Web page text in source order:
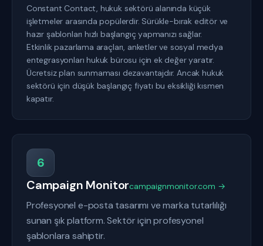
Constant Contact, hukuk sektörü alanında küçük
işletmeler arasında popülerdir. Sürükle-bırak editör ve
hazır şablonları hızlı başlangıç yapmanızı sağlar.
Etkinlik pazarlama araçları, anketler ve sosyal medya
entegrasyonları hukuk bürosu için ek değer yaratır.
Ücretsiz plan sunmaması dezavantajdır. Ancak hukuk
sektörü için düşük başlangıç fiyatı bu eksikliği kısmen
kapatır.
6
Campaign Monitorcampaignmonitor.com →
Profesyonel e-posta tasarımı ve marka tutarlılığı
sunan şık platform. Sektör için profesyonel
şablonlara sahiptir.